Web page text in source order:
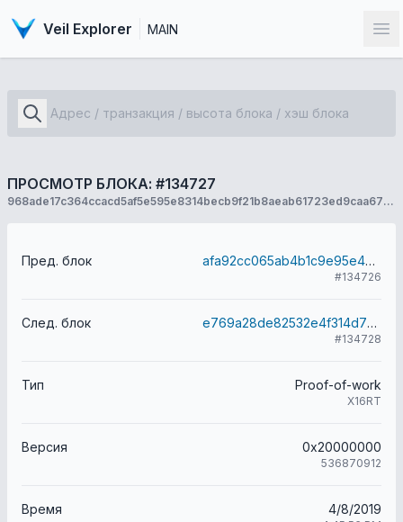
Veil Explorer MAIN
ПРОСМОТР БЛОКА: #134727
968ade17c364ccacd5af5e595e8314becb9f21b8aeab61723ed9caa672b188ba
Пред. блок afa92cc065ab4b1c9e95e434589a43b3d67e9694828c1cab95f3b3eed2c2d5e8
#134726
След. блок e769a28de82532e4f314d72d788d28bf780017c173db1957b185f5765da63db0
#134728
Тип Proof-of-work
X16RT
Версия 0x20000000
536870912
Время 4/8/2019